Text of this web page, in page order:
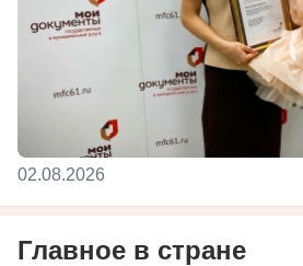
02.08.2026
Главное в стране